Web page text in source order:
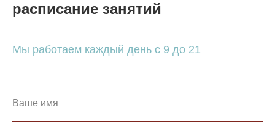
расписание занятий
Мы работаем каждый день с 9 до 21